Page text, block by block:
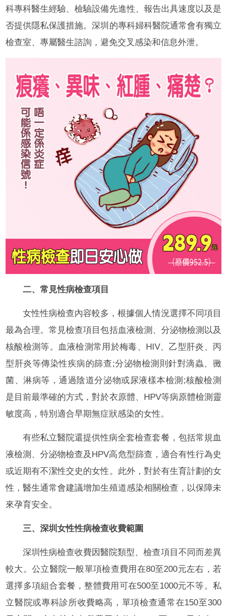
科專科醫生經驗、檢驗設備先進性、報告出具速度以及是
否提供隱私保護措施。深圳的專科婦科醫院通常會有獨立
檢查室、專屬醫生諮詢，避免交叉感染和信息外泄。
二、常見性病檢查項目
女性性病檢查內容較多，根據個人情況選擇不同項目
最為合理。常見檢查項目包括血液檢測、分泌物檢測以及
核酸檢測等。血液檢測常用於梅毒、HIV、乙型肝炎、丙
型肝炎等傳染性疾病的篩查;分泌物檢測則針對滴蟲、黴
菌、淋病等，通過陰道分泌物或尿液樣本檢測;核酸檢測
是目前最準確的方式，對於衣原體、HPV等病原體檢測靈
敏度高，特別適合早期無症狀感染的女性。
有些私立醫院還提供性病全套檢查套餐，包括常規血
液檢測、分泌物檢查及HPV高危型篩查，適合有性行為史
或近期有不潔性交史的女性。此外，對於有生育計劃的女
性，醫生通常會建議增加生殖道感染相關檢查，以保障未
來孕育安全。
三、深圳女性性病檢查收費範圍
深圳性病檢查收費因醫院類型、檢查項目不同而差異
較大。公立醫院一般單項檢查費用在80至200元左右，若
選擇多項組合套餐，整體費用可在500至1000元不等。私
立醫院或專科診所收費略高，單項檢查通常在150至300